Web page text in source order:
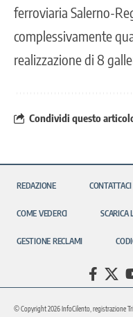
ferroviaria Salerno-
complessivamente
realizzazione di 8
Condividi questo
REDAZIONE CONTATTACI
COME VEDERCI SCARICA
GESTIONE RECLAMI
© Copyright 2026 InfoCilento, registrazione